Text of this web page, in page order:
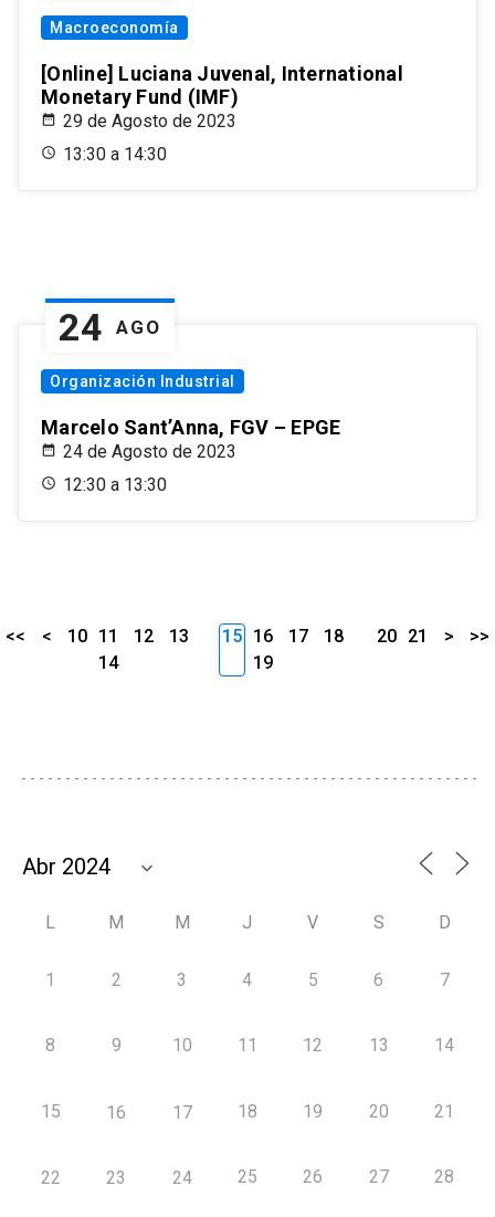
Macroeconomía
[Online] Luciana Juvenal, International
Monetary Fund (IMF)
29 de Agosto de 2023
13:30 a 14:30
24 AGO
Organización Industrial
Marcelo Sant’Anna, FGV – EPGE
24 de Agosto de 2023
12:30 a 13:30
<< < 10 11 12
13
14
15 16 17
18
19
20 21 > >>
L M M J V S D
1 2 3 4 5 6 7
8 9 10 11 12 13 14
15 16 17 18 19 20 21
22 23 24 25 26 27 28